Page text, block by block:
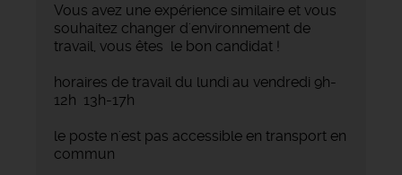
Vous avez une expérience similaire et vous
souhaitez changer d'environnement de
travail, vous êtes le bon candidat !
horaires de travail du lundi au vendredi 9h-
12h 13h-17h
le poste n'est pas accessible en transport en
commun